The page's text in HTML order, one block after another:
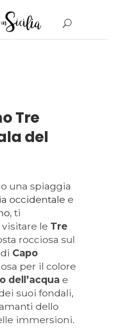
Tre
del
una spiaggia
occidentale e
, ti
le Tre
rocciosa sul
Capo
per il colore
dell’acqua e
suoi fondali,
dello
immersioni.